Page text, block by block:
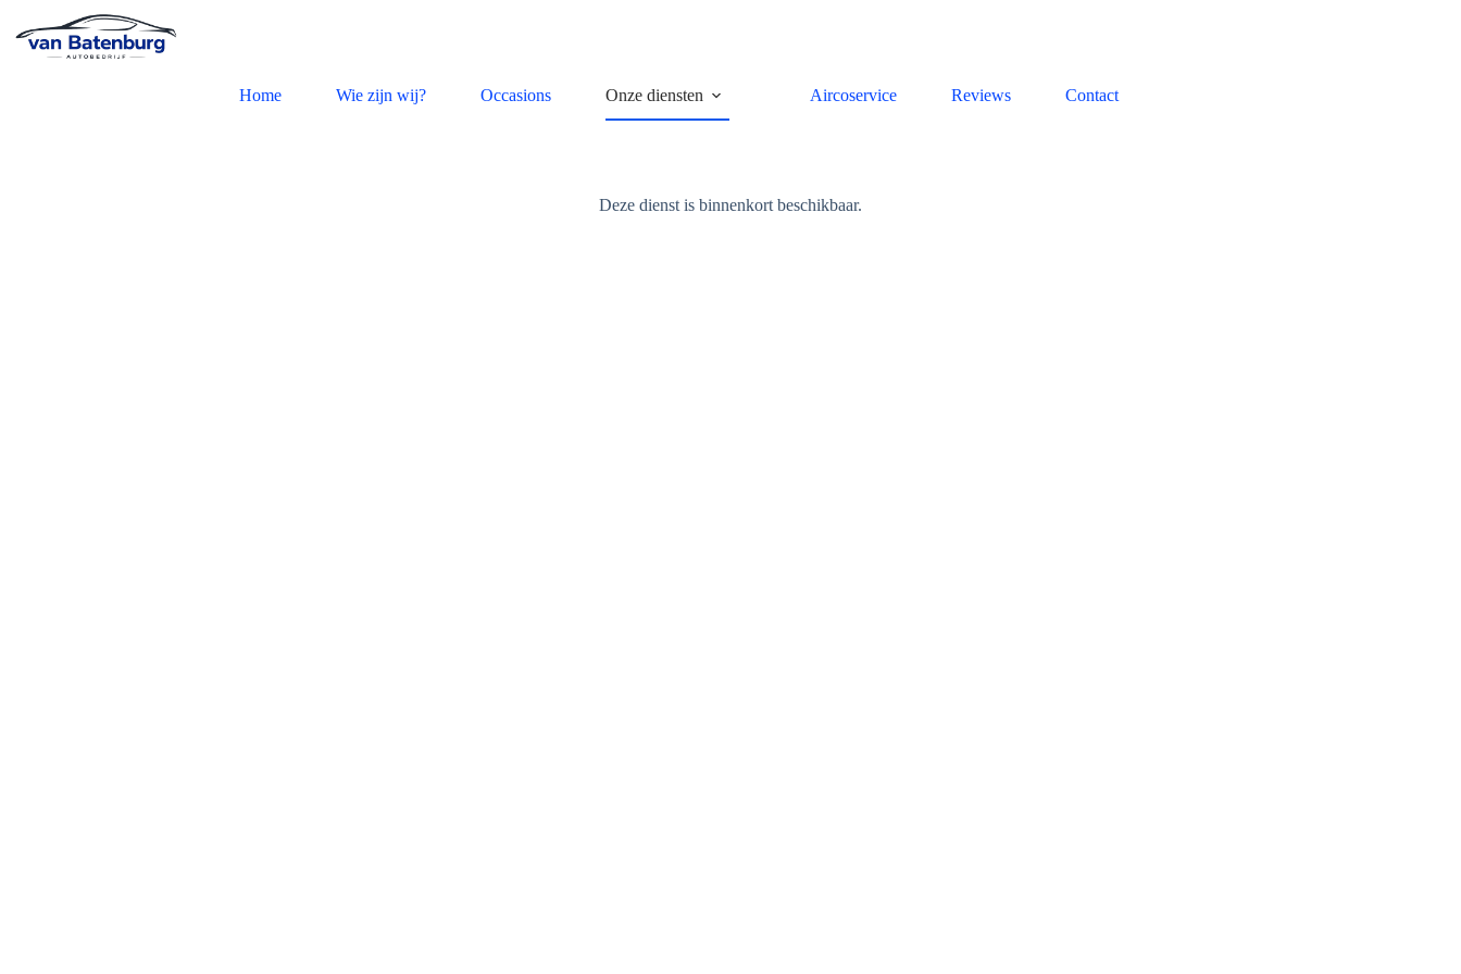
Home Wie zijn wij? Occasions Onze diensten Aircoservice Reviews Contact
Deze dienst is binnenkort beschikbaar.